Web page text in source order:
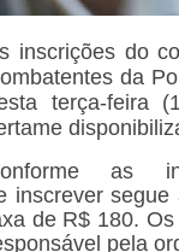
inscrições do
da
terça-feira
as
inscrever
de R$ 180.
pela